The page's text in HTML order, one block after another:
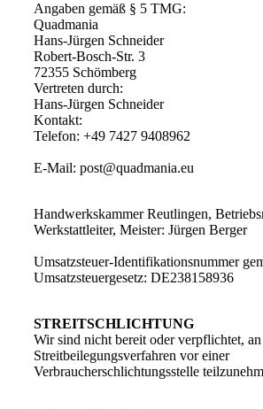
Angaben gemäß § 5 TMG:
Quadmania
Hans-Jürgen Schneider
Robert-Bosch-Str. 3
72355 Schömberg
Vertreten durch:
Hans-Jürgen Schneider
Kontakt:
Telefon: +49 7427 9408962
E-Mail: post@quadmania.eu
Handwerkskammer Reutlingen,
Werkstattleiter, Meister: Jürgen Berger
Umsatzsteuer-Identifikationsnummer
Umsatzsteuergesetz: DE238158936
STREITSCHLICHTUNG
Wir sind nicht bereit oder verpflichtet, an
Streitbeilegungsverfahren vor einer
Verbraucherschlichtungsstelle